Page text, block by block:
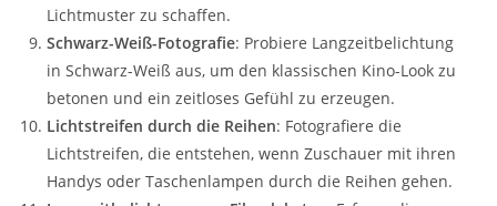
Lichtmuster zu schaffen.
Schwarz-Weiß-Fotografie: Probiere Langzeitbelichtung
in Schwarz-Weiß aus, um den klassischen Kino-Look zu
betonen und ein zeitloses Gefühl zu erzeugen.
Lichtstreifen durch die Reihen: Fotografiere die
Lichtstreifen, die entstehen, wenn Zuschauer mit ihren
Handys oder Taschenlampen durch die Reihen gehen.